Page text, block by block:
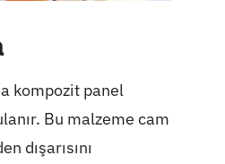
kompozit panel
Bu malzeme cam
dışarısını